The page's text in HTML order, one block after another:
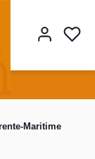
Maritime